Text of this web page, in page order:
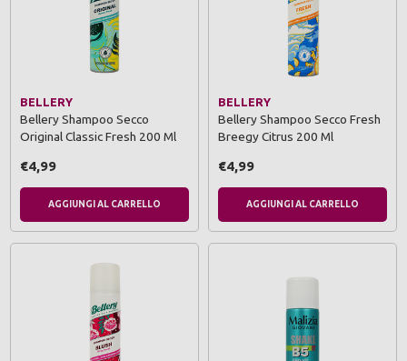
BELLERY
Bellery Shampoo Secco
Original Classic Fresh 200 Ml
€4,99
AGGIUNGI AL CARRELLO
BELLERY
Bellery Shampoo Secco Fresh
Breegy Citrus 200 Ml
€4,99
AGGIUNGI AL CARRELLO